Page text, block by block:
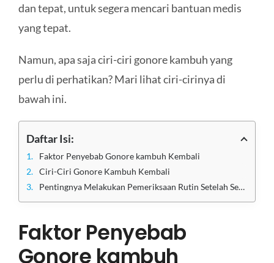
dan tepat, untuk segera mencari bantuan medis
yang tepat.
Namun, apa saja ciri-ciri gonore kambuh yang
perlu di perhatikan? Mari lihat ciri-cirinya di
bawah ini.
Daftar Isi:
Faktor Penyebab Gonore kambuh Kembali
Ciri-Ciri Gonore Kambuh Kembali
Pentingnya Melakukan Pemeriksaan Rutin Setelah Sembuh dari Gonore
Faktor Penyebab
Gonore kambuh